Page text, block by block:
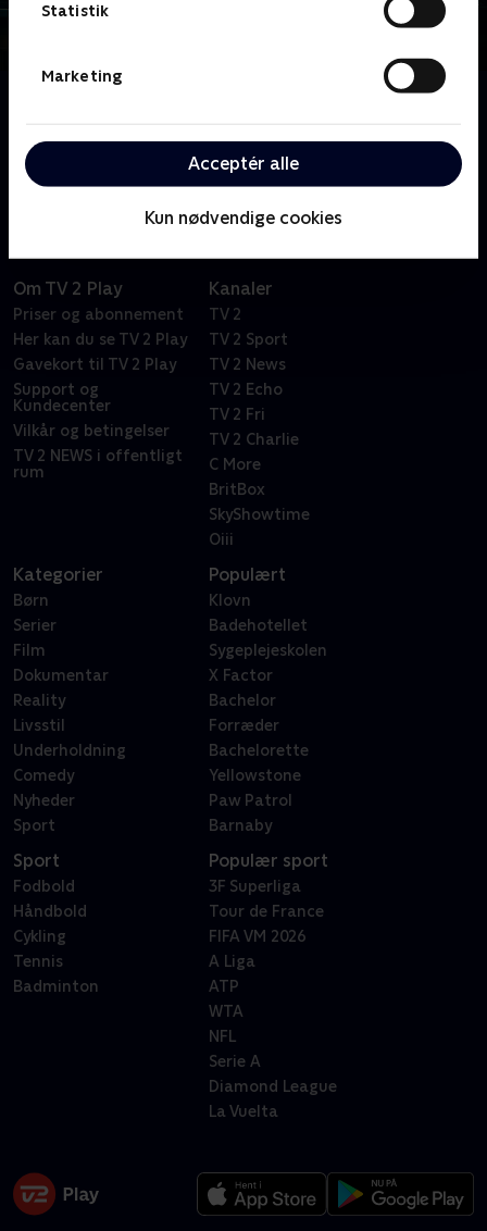
Statistik
Marketing
Acceptér alle
Kun nødvendige cookies
velpolerede by Degerskoga i Värmland. Ingen af dem
skyr noget middel for at få, hvad de vil have!
Om TV 2 Play
Priser og abonnement
Her kan du se TV 2 Play
Gavekort til TV 2 Play
Support og
Kundecenter
Vilkår og betingelser
TV 2 NEWS i offentligt
rum
Kanaler
TV 2
TV 2 Sport
TV 2 News
TV 2 Echo
TV 2 Fri
TV 2 Charlie
C More
BritBox
SkyShowtime
Oiii
Kategorier
Børn
Serier
Film
Dokumentar
Reality
Livsstil
Underholdning
Comedy
Nyheder
Sport
Populært
Klovn
Badehotellet
Sygeplejeskolen
X Factor
Bachelor
Forræder
Bachelorette
Yellowstone
Paw Patrol
Barnaby
Sport
Fodbold
Håndbold
Cykling
Tennis
Badminton
Populær sport
3F Superliga
Tour de France
FIFA VM 2026
A Liga
ATP
WTA
NFL
Serie A
Diamond League
La Vuelta